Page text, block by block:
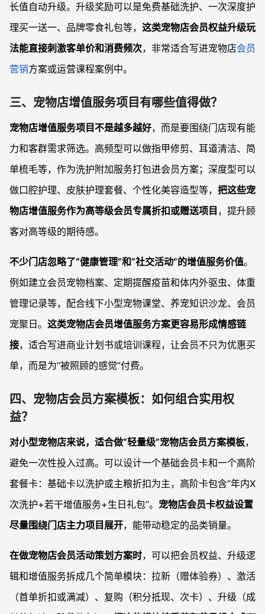
长值自动升级。升级奖励可以是免费基础洗护、一次深度护
理买一送一、品牌零食礼包等， 这类宠物店会员权益升级玩
法能直接刺激客单价和消费频次，非常适合写进宠物店会员
营销方案或运营课程案例中。
三、宠物店增值服务项目有哪些值得做？
宠物店增值服务项目不是越多越好，而是要围绕门店现有能
力和客群需求筛选。高频型可以做指甲修剪、耳道清洁、简
单梳毛等，作为洗护附加服务打包进会员方案；深度型可以
做口腔护理、皮肤护理套餐、个性化美容造型等， 把这些宠
物店增值服务作为高等级会员专属折扣或赠送项目 ，提升顾
客对高等级的期待感。
不少门店忽略了“健康管理”和“社交活动”的增值服务价值。
例如建立会员宠物档案、定期提醒疫苗和体内外驱虫、体重
管理记录等，配合线下小型宠物课堂、养宠知识沙龙、会员
宠聚日。 这类宠物店会员增值服务方案更容易形成情感链
接，适合写进商业计划书或培训课程，让会员不只为优惠买
单，而是为“被照顾的感觉”付费。
四、宠物店会员方案模板：如何组合实用权
益？
对小型宠物店来说，适合做“轻量级”宠物店会员方案模板，
避免一次性投入过高。可以设计一个基础会员卡和一个高阶
套餐卡：基础卡以洗护或主粮折扣为主，高阶卡包含“年内X
次洗护+若干增值服务+生日礼包”。 宠物店会员卡权益设置
尽量围绕门店主力项目展开，能带动稳定的品类销量。
在做宠物店会员活动策划方案时，可以把会员权益、升级逻
辑和增值服务拆成几个简单模块：拉新（赠体验券）、激活
（首单折扣或满减）、复购（积分抵现、次卡）、升级（成